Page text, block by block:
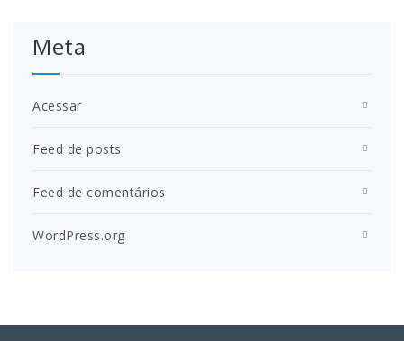
Meta
Acessar
Feed de posts
Feed de comentários
WordPress.org